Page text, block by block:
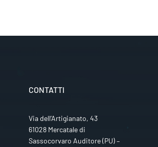
CONTATTI
Via dell’Artigianato, 43
61028 Mercatale di
Sassocorvaro Auditore (PU) –